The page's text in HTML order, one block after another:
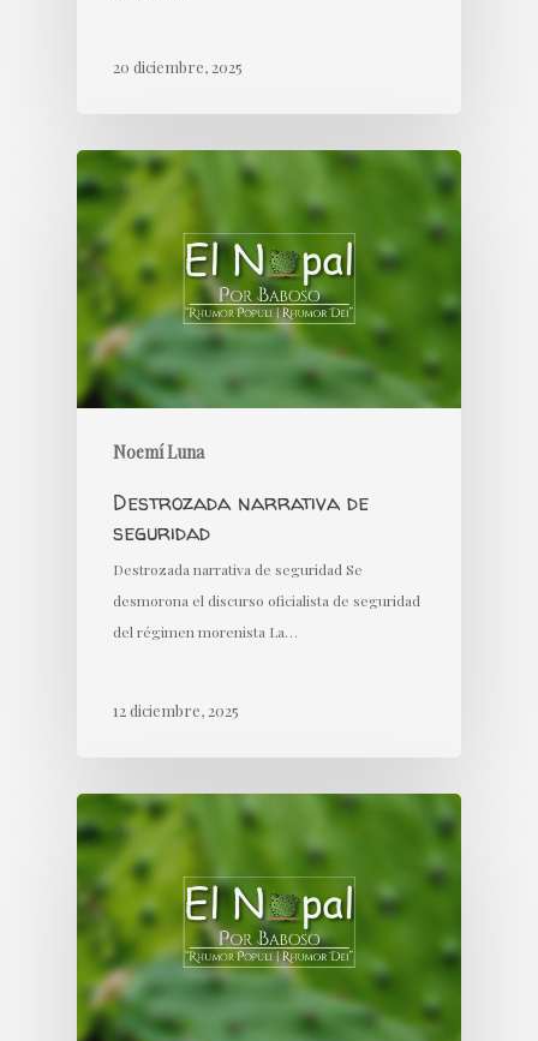
20 diciembre, 2025
Noemí Luna
Destrozada narrativa de
seguridad
Destrozada narrativa de seguridad Se
desmorona el discurso oficialista de seguridad
del régimen morenista La…
12 diciembre, 2025